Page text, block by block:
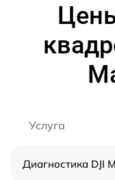
Услуга
Диагностика DJI